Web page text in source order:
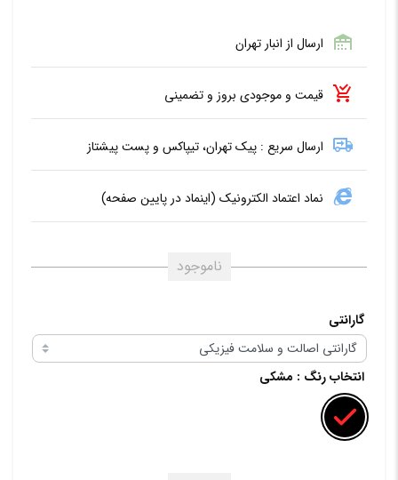
ارسال از انبار تهران
قیمت و موجودی بروز و تضمینی
ارسال سریع : پیک تهران، تیپاکس و پست پیشتاز
نماد اعتماد الکترونیک (اینماد در پایین صفحه)
ناموجود
گارانتی
انتخاب رنگ : مشکی